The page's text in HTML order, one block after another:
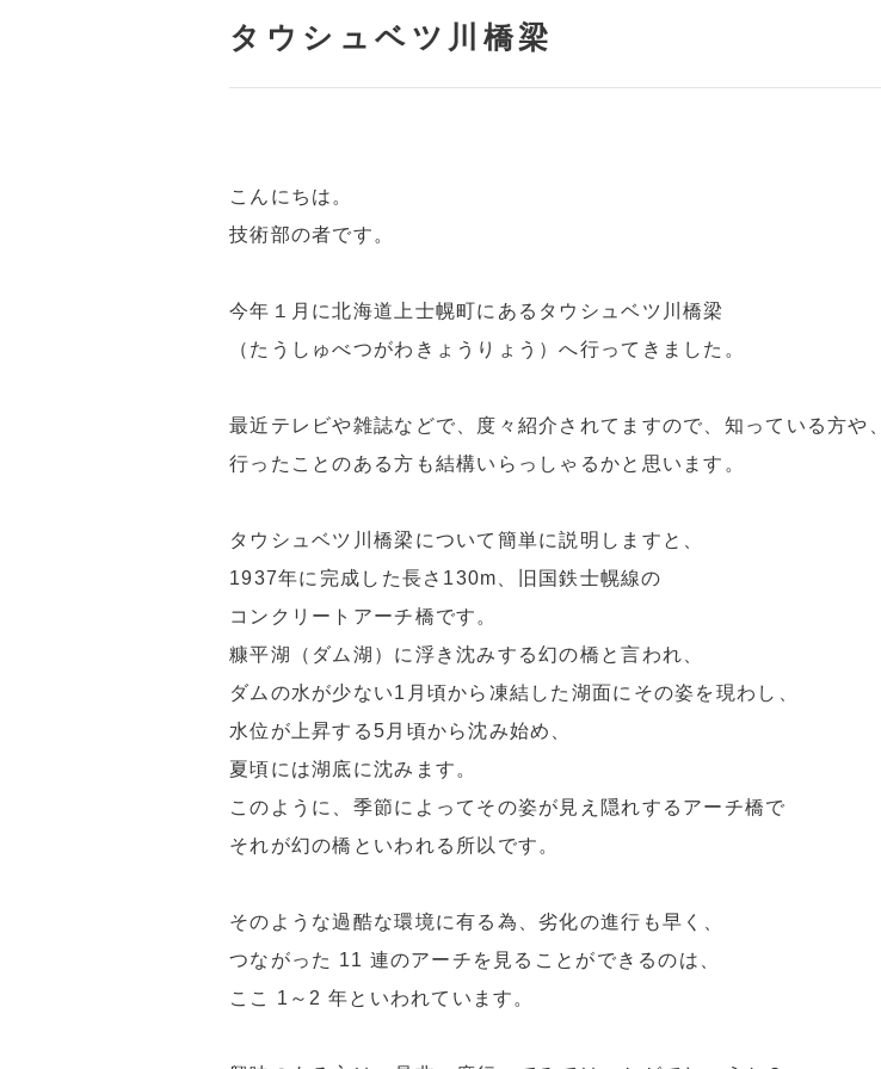
タウシュベツ川橋梁
こんにちは。
技術部の者です。
今年１月に北海道上士幌町にあるタウシュベツ川橋梁
（たうしゅべつがわきょうりょう）へ行ってきました。
最近テレビや雑誌などで、度々紹介されてますので、知っている方や、
行ったことのある方も結構いらっしゃるかと思います。
タウシュベツ川橋梁について簡単に説明しますと、
1937年に完成した長さ130m、旧国鉄士幌線の
コンクリートアーチ橋です。
糠平湖（ダム湖）に浮き沈みする幻の橋と言われ、
ダムの水が少ない1月頃から凍結した湖面にその姿を現わし、
水位が上昇する5月頃から沈み始め、
夏頃には湖底に沈みます。
このように、季節によってその姿が見え隠れするアーチ橋で
それが幻の橋といわれる所以です。
そのような過酷な環境に有る為、劣化の進行も早く、
つながった 11 連のアーチを見ることができるのは、
ここ 1～2 年といわれています。